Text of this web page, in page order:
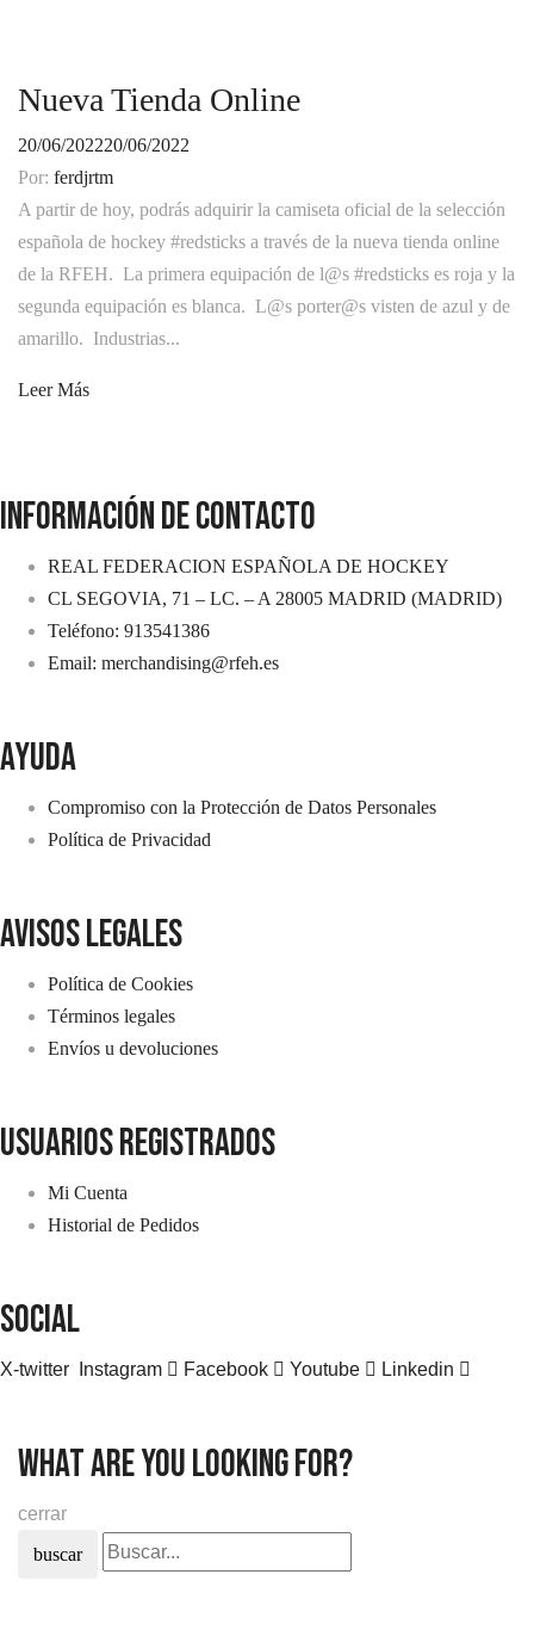
Nueva Tienda Online
20/06/202220/06/2022
Por: ferdjrtm
A partir de hoy, podrás adquirir la camiseta oficial de la selección
española de hockey #redsticks a través de la nueva tienda online
de la RFEH. La primera equipación de l@s #redsticks es roja y la
segunda equipación es blanca. L@s porter@s visten de azul y de
amarillo. Industrias...
Leer Más
INFORMACIÓN DE CONTACTO
REAL FEDERACION ESPAÑOLA DE HOCKEY
CL SEGOVIA, 71 – LC. – A 28005 MADRID (MADRID)
Teléfono: 913541386
Email: merchandising@rfeh.es
AYUDA
Compromiso con la Protección de Datos Personales
Política de Privacidad
avisos legales
Política de Cookies
Términos legales
Envíos u devoluciones
usuarios registrados
Mi Cuenta
Historial de Pedidos
SOCIAL
X-twitter Instagram Facebook Youtube Linkedin
what are you looking for?
cerrar
buscar